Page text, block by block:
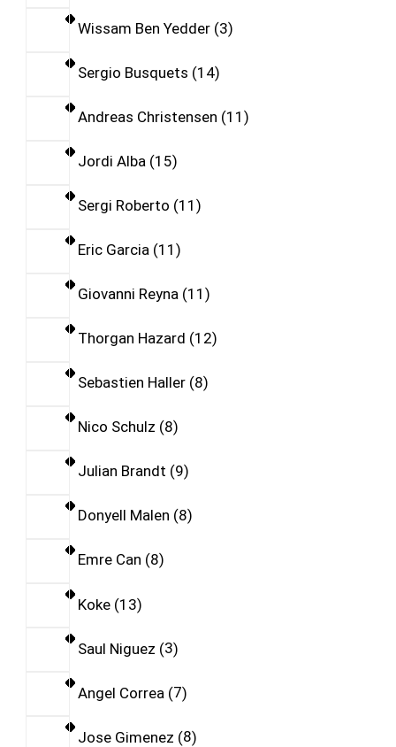
Wissam Ben Yedder 3
Sergio Busquets 14
Andreas Christensen 11
Jordi Alba 15
Sergi Roberto 11
Eric Garcia 11
Giovanni Reyna 11
Thorgan Hazard 12
Sebastien Haller 8
Nico Schulz 8
Julian Brandt 9
Donyell Malen 8
Emre Can 8
Koke 13
Saul Niguez 3
Angel Correa 7
Jose Gimenez 8